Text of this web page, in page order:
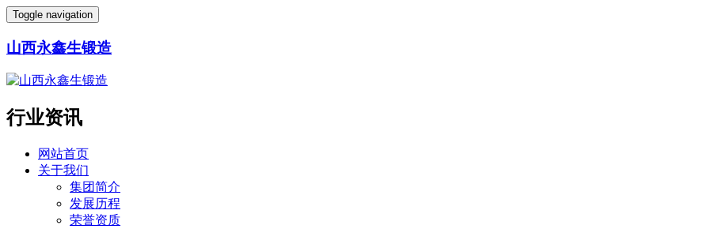
Toggle navigation
山西永鑫生锻造
行业资讯
网站首页
关于我们
集团简介
发展历程
荣誉资质